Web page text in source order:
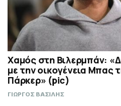
Χαμός στη Βιλερμπάν:
με την οικογένεια Μπας
Πάρκερ» (pic)
ΓΙΩΡΓΟΣ ΒΑΣΙΛΗΣ